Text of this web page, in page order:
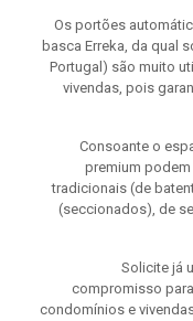
Os portões
basca Erreka, da qual
Portugal) são muito
vivendas, pois
Consoante o
premium
tradicionais (de
(seccionados), de
Solicite já
compromisso
condomínios e